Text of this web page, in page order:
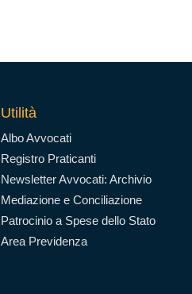
Utilità
Albo Avvocati
Registro Praticanti
Newsletter Avvocati: Archivio
Mediazione e Conciliazione
Patrocinio a Spese dello Stato
Area Previdenza